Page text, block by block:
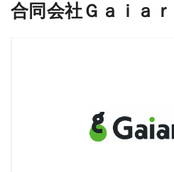
合同会社Ｇａｉａｒ